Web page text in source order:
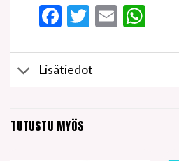
Facebook
Twitter
Email
Lisätiedot
TUTUSTU MYÖS